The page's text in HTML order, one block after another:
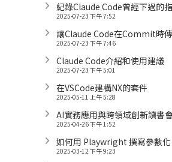
紀錄Claude Code曾經下過的
2025-07-23 下午 7:52
讓Claude Code在Commit時
2025-07-23 下午 7:46
Claude Code介紹和使用建議
2025-07-23 下午 5:01
在VSCode建構NX的套件
2025-05-11 上午 5:28
AI實務應用與跨領域創新讀書
2025-04-26 下午 1:52
如何用 Playwright 撰寫參數化
2025-03-12 下午 9:23